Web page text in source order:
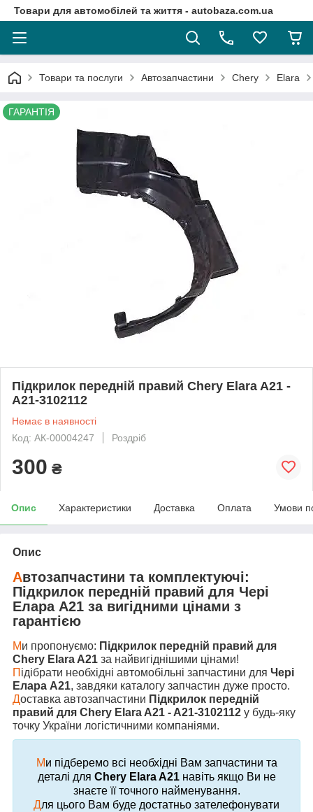
Товари для автомобілей та життя - autobaza.com.ua
Товари та послуги Автозапчастини Chery Elara
ГАРАНТІЯ
Підкрилок передній правий Chery Elara A21 -
A21-3102112
Немає в наявності
Код: АК-00004247
Роздріб
300 ₴
Опис Характеристики Доставка Оплата Умови
Опис
Автозапчастини та комплектуючі:
Підкрилок передній правий для Чері
Елара A21 за вигідними цінами з
гарантією
Ми пропонуємо: Підкрилок передній правий для
Chery Elara A21 за найвигіднішими цінами!
П ідібрати необхідні автомобільні запчастини для Чері
Елара A21, завдяки каталогу запчастин дуже просто.
Доставка автозапчастини Підкрилок передній
правий для Chery Elara A21 - A21-3102112 у будь-яку
точку України логістичними компаніями.
Ми підберемо всі необхідні Вам запчастини та
деталі для Chery Elara A21навіть якщо Ви не
знаєте її точного найменування.
Для цього Вам буде достатньо зателефонувати